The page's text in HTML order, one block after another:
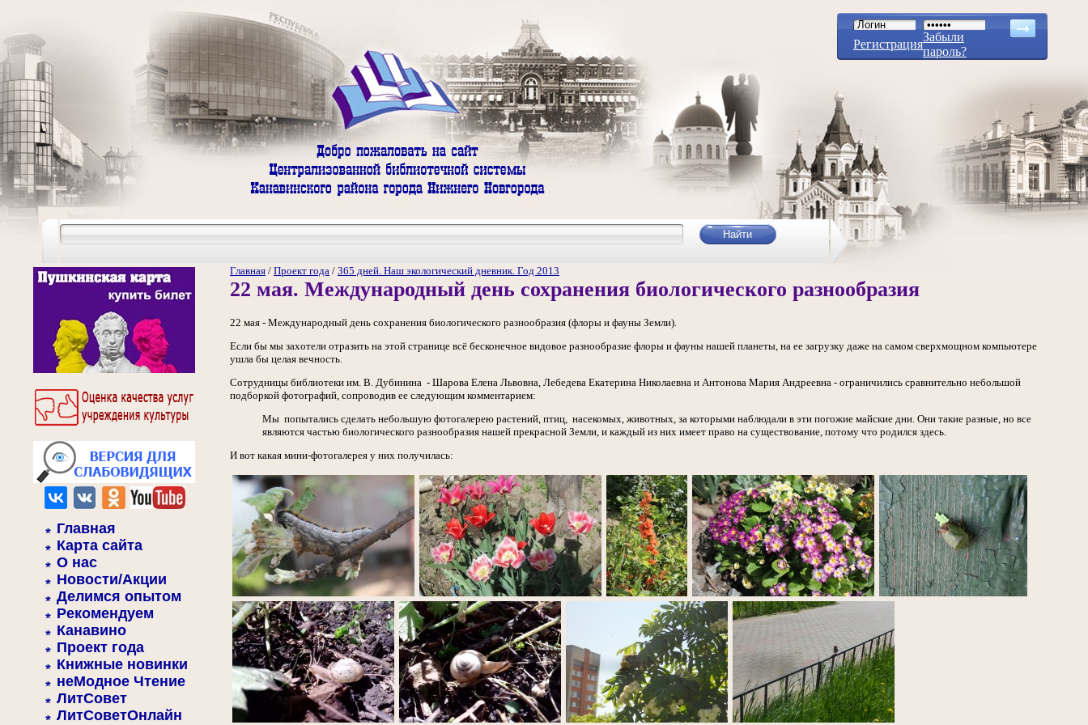
Регистрация
Забыли
пароль?
Главная
Карта сайта
О нас
Новости/Акции
Делимся опытом
Рекомендуем
Канавино
Проект года
Книжные новинки
неМодное Чтение
ЛитСовет
ЛитСоветОнлайн
Главная / Проект года / 365 дней. Наш экологический дневник. Год 2013
22 мая. Международный день сохранения биологического разнообразия
22 мая - Международный день сохранения биологического разнообразия (флоры и фауны Земли).
Если бы мы захотели отразить на этой странице всё бесконечное видовое разнообразие флоры и фауны нашей планеты, на ее загрузку даже на самом сверхмощном компьютере
ушла бы целая вечность.
Сотрудницы библиотеки им. В. Дубинина - Шарова Елена Львовна, Лебедева Екатерина Николаевна и Антонова Мария Андреевна - ограничились сравнительно небольшой
подборкой фотографий, сопроводив ее следующим комментарием:
Мы попытались сделать небольшую фотогалерею растений, птиц, насекомых, животных, за которыми наблюдали в эти погожие майские дни. Они такие разные, но все
являются частью биологического разнообразия нашей прекрасной Земли, и каждый из них имеет право на существование, потому что родился здесь.
И вот какая мини-фотогалерея у них получилась: